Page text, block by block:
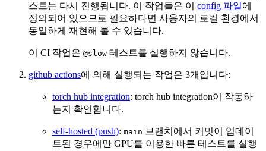
스트는 다시 진행됩니다. 이 작업들은 이 config 파일에
정의되어 있으므로 필요하다면 사용자의 로컬 환경에서
동일하게 재현해 볼 수 있습니다.
이 CI 작업은 @slow 테스트를 실행하지 않습니다.
github actions에 의해 실행되는 작업은 3개입니다:
torch hub integration: torch hub integration이 작동하
는지 확인합니다.
self-hosted (push): main 브랜치에서 커밋이 업데이
트된 경우에만 GPU를 이용한 빠른 테스트를 실행